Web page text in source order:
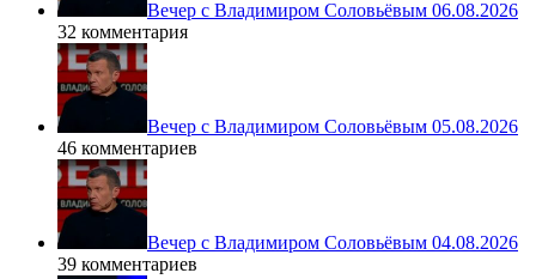
Вечер с Владимиром Соловьёвым 06.08.2026
32 комментария
Вечер с Владимиром Соловьёвым 05.08.2026
46 комментариев
Вечер с Владимиром Соловьёвым 04.08.2026
39 комментариев